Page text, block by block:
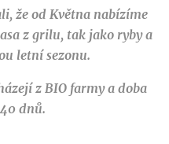
že od Května nabízíme
z grilu, tak jako ryby a
letní sezonu.
z BIO farmy a doba
dnů.